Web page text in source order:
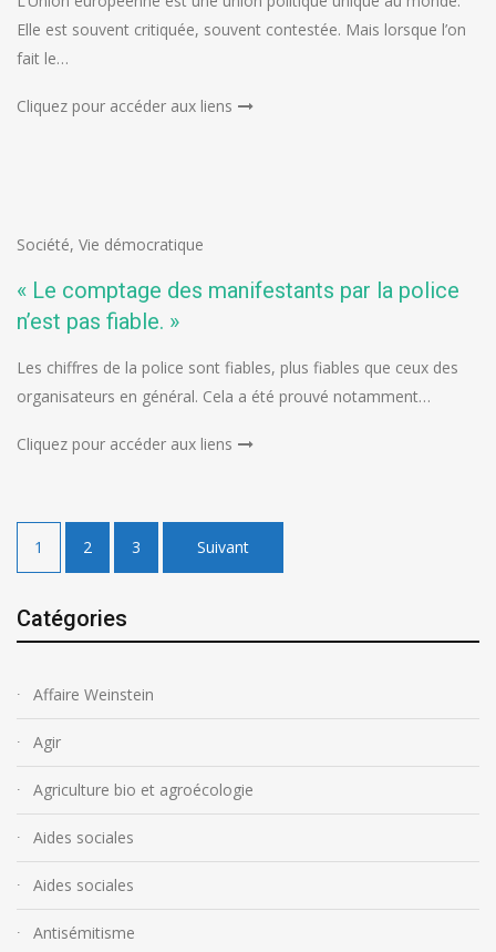
Elle est souvent critiquée, souvent contestée. Mais lorsque l’on
fait le…
Cliquez pour accéder aux liens
Société, Vie démocratique
« Le comptage des manifestants par la police
n’est pas fiable. »
Les chiffres de la police sont fiables, plus fiables que ceux des
organisateurs en général. Cela a été prouvé notamment…
Cliquez pour accéder aux liens
Pagination
des
publications
1 2 3 Suivant
Catégories
Affaire Weinstein
Agir
Agriculture bio et agroécologie
Aides sociales
Aides sociales
Antisémitisme